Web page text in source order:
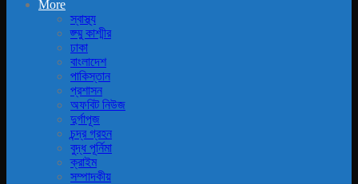
More
স্বাস্থ্য
জ্ম্মু কাশ্মীর
ঢাকা
বাংলাদেশ
পাকিস্তান
প্রশাসন
অফবিট নিউজ
দুর্গাপূজ
চন্দ্র গ্রহন
বুদ্ধ পূর্নিমা
ক্রাইম
সম্পাদকীয়